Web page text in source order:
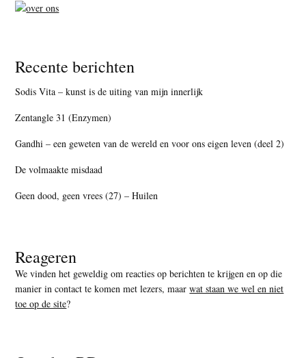
Recente berichten
Sodis Vita – kunst is de uiting van mijn innerlijk
Zentangle 31 (Enzymen)
Gandhi – een geweten van de wereld en voor ons eigen leven (deel 2)
De volmaakte misdaad
Geen dood, geen vrees (27) – Huilen
Reageren
We vinden het geweldig om reacties op berichten te krijgen en op die
manier in contact te komen met lezers, maarwat staan we wel en niet
toe op de site?